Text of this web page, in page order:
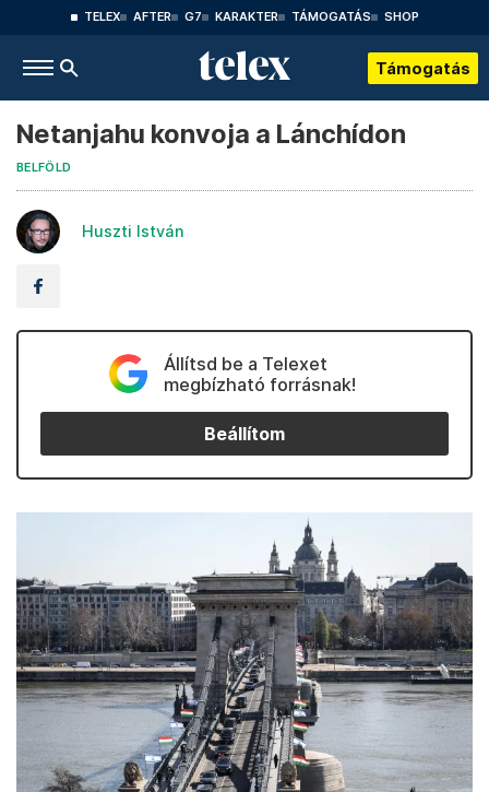
TELEX AFTER G7 KARAKTER TÁMOGATÁS SHOP
Támogatás
Netanjahu konvoja a Lánchídon
BELFÖLD
Huszti István
Állítsd be a Telexet
megbízható forrásnak!
Beállítom